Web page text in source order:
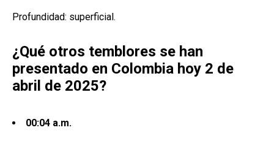
Profundidad: superficial.
¿Qué otros temblores se han
presentado en Colombia hoy 2 de
abril de 2025?
00:04 a.m.